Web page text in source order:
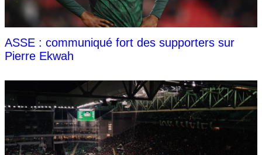
ASSE : communiqué fort des supporters sur
Pierre Ekwah